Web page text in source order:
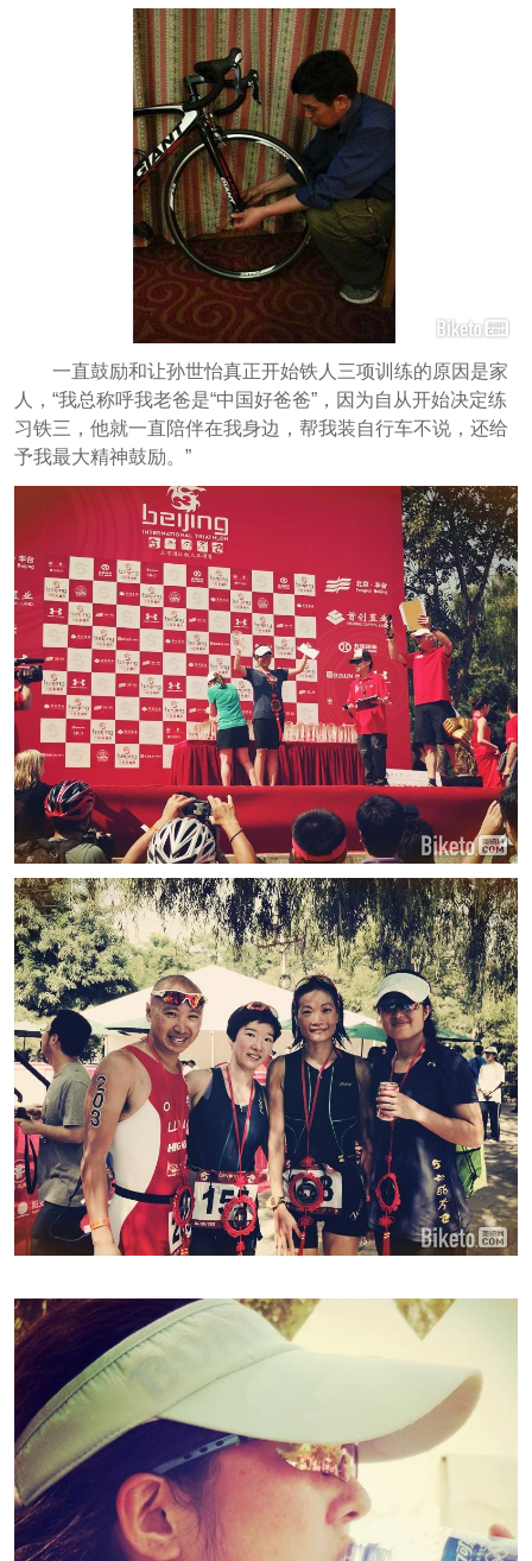
一直鼓励和让孙世怡真正开始铁人三项训练的原因是家
人，“我总称呼我老爸是“中国好爸爸”，因为自从开始决定练
习铁三，他就一直陪伴在我身边，帮我装自行车不说，还给
予我最大精神鼓励。”